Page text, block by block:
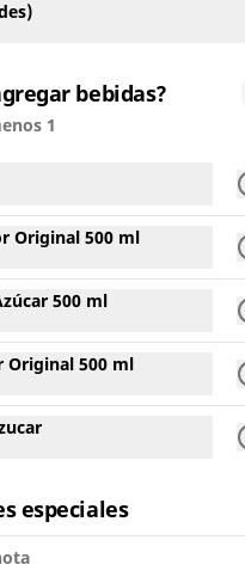
Cookies
para permitir que
personalizar este sitio,
bebidas?
1
Original 500 ml
500 ml
Original 500 ml
especiales